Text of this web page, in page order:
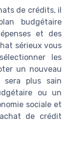
de crédits, il
budgétaire
et des
sérieux vous
les
un nouveau
plus sain
ou un
sociale et
de crédit